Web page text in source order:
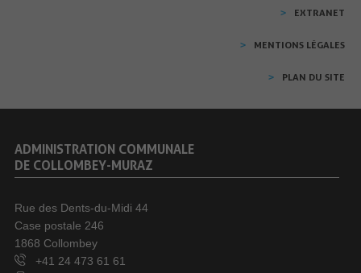
EXTRANET
MENTIONS LÉGALES
PLAN DU SITE
ADMINISTRATION COMMUNALE
DE COLLOMBEY-MURAZ
Rue des Dents-du-Midi 44
Case postale 246
1868 Collombey
+41 24 473 61 61